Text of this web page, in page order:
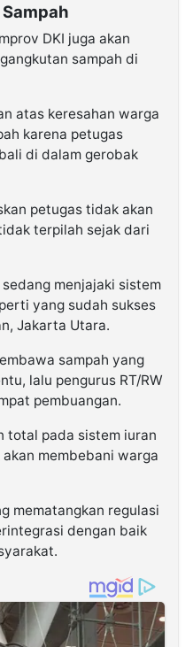
DKI juga akan
sampah di
atas keresahan warga
karena petugas
di dalam gerobak
petugas tidak akan
terpilah sejak dari
menjajaki sistem
yang sudah sukses
Jakarta Utara.
sampah yang
lalu pengurus RT/RW
pembuangan.
total pada sistem iuran
membebani warga
mematangkan regulasi
dengan baik